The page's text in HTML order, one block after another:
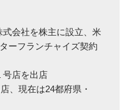
会社を株主に設立、米
ーフランチャイズ契約
号店を出店
、現在は24都府県・